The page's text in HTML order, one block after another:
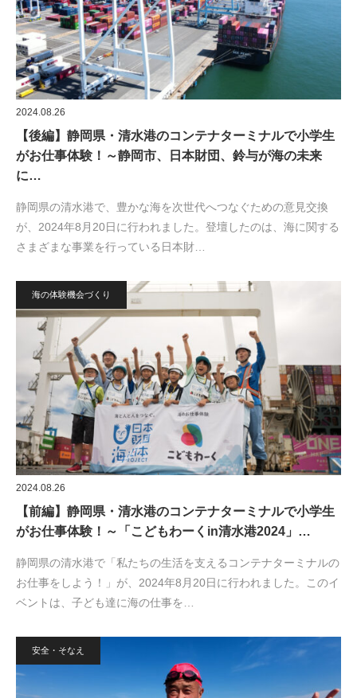
2024.08.26
【後編】静岡県・清水港のコンテナターミナルで小学生
がお仕事体験！～静岡市、日本財団、鈴与が海の未来
に…
静岡県の清水港で、豊かな海を次世代へつなぐための意見交換
が、2024年8月20日に行われました。登壇したのは、海に関する
さまざまな事業を行っている日本財…
海の体験機会づくり
2024.08.26
【前編】静岡県・清水港のコンテナターミナルで小学生
がお仕事体験！～「こどもわーくin清水港2024」…
静岡県の清水港で「私たちの生活を支えるコンテナターミナルの
お仕事をしよう！」が、2024年8月20日に行われました。このイ
ベントは、子ども達に海の仕事を…
安全・そなえ